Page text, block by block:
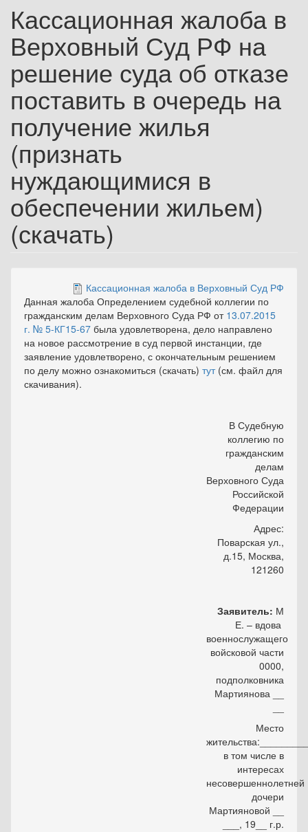
Кассационная жалоба в
Верховный Суд РФ на
решение суда об отказе
поставить в очередь на
получение жилья
(признать
нуждающимися в
обеспечении жильем)
(скачать)
Кассационная жалоба в Верховный Суд РФ
Данная жалоба Определением судебной коллегии по
гражданским делам Верховного Суда РФ от 13.07.2015
г. № 5-КГ15-67 была удовлетворена, дело направлено
на новое рассмотрение в суд первой инстанции, где
заявление удовлетворено, с окончательным решением
по делу можно ознакомиться (скачать) тут(см. файл для
скачивания).
В Судебную
коллегию по
гражданским
делам
Верховного Суда
Российской
Федерации
Адрес:
Поварская ул.,
д.15, Москва,
121260
Заявитель: М
Е. – вдова
военнослужащего
войсковой части
0000,
подполковника
Мартиянова __
Место
в том числе в
интересах
несовершеннолетней
дочери
Мартияновой __
___, 19__ г.р.